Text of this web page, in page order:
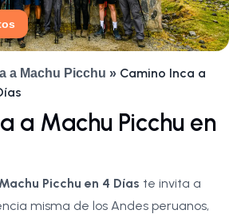
a Machu Picchu » Camino Inca a
a Machu Picchu en
Picchu en 4 Días te invita a
misma de los Andes peruanos,